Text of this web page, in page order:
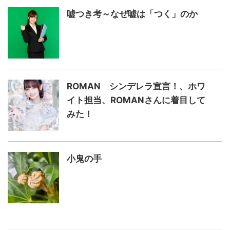
嘘つき考～なぜ嘘は「つく」のか
ROMAN シンデレラ宣言！、ホワ
イト担当、ROMANさんに着目して
みた！
小鬼の手